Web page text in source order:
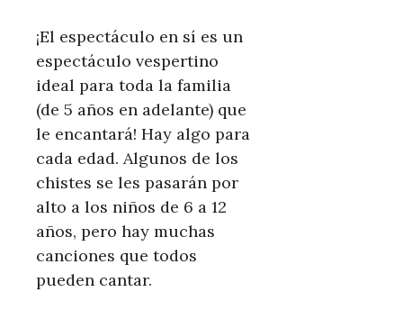
¡El espectáculo en sí es un
espectáculo vespertino
ideal para toda la familia
(de 5 años en adelante) que
le encantará! Hay algo para
cada edad. Algunos de los
chistes se les pasarán por
alto a los niños de 6 a 12
años, pero hay muchas
canciones que todos
pueden cantar.